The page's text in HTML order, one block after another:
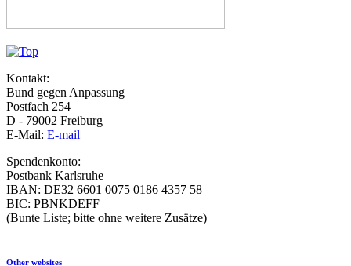
Kontakt:
Bund gegen Anpassung
Postfach 254
D - 79002 Freiburg
E-Mail: E-mail
Spendenkonto:
Postbank Karlsruhe
IBAN: DE32 6601 0075 0186 4357 58
BIC: PBNKDEFF
(Bunte Liste; bitte ohne weitere Zusätze)
Other websites